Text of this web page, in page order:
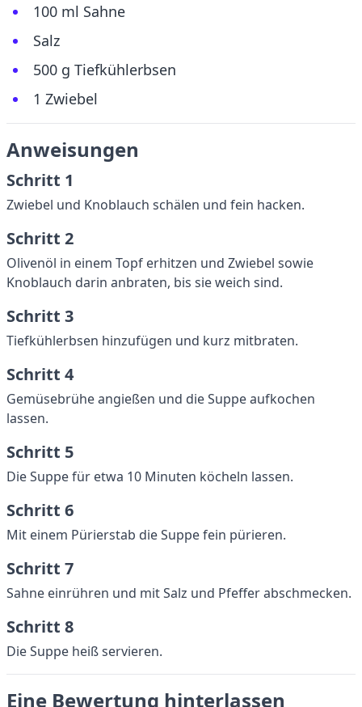
100 ml Sahne
Salz
500 g Tiefkühlerbsen
1 Zwiebel
Anweisungen
Schritt 1
Zwiebel und Knoblauch schälen und fein hacken.
Schritt 2
Olivenöl in einem Topf erhitzen und Zwiebel sowie
Knoblauch darin anbraten, bis sie weich sind.
Schritt 3
Tiefkühlerbsen hinzufügen und kurz mitbraten.
Schritt 4
Gemüsebrühe angießen und die Suppe aufkochen
lassen.
Schritt 5
Die Suppe für etwa 10 Minuten köcheln lassen.
Schritt 6
Mit einem Pürierstab die Suppe fein pürieren.
Schritt 7
Sahne einrühren und mit Salz und Pfeffer abschmecken.
Schritt 8
Die Suppe heiß servieren.
Eine Bewertung hinterlassen